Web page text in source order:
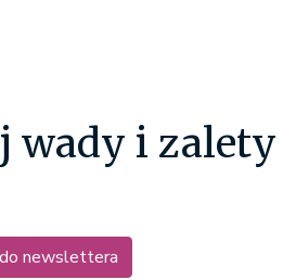
wady i zalety
newslettera